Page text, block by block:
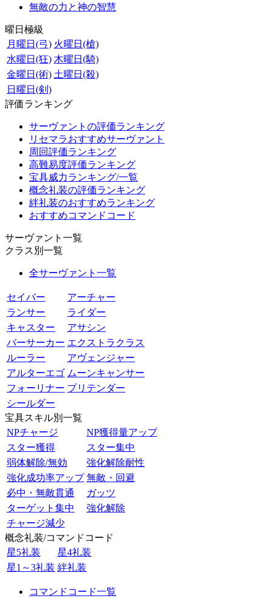
無敵の力と神の智慧
曜日極級
月曜日(弓) 火曜日(槍)
水曜日(狂) 木曜日(騎)
金曜日(術) 土曜日(殺)
日曜日(剣)
評価ランキング
サーヴァントの評価ランキング
リセマラおすすめサーヴァント
周回評価ランキング
高難易度評価ランキング
宝具威力ランキング/一覧
概念礼装の評価ランキング
絆礼装のおすすめランキング
おすすめコマンドコード
サーヴァント一覧
クラス別一覧
全サーヴァント一覧
セイバー
アーチャー
ランサー
ライダー
キャスター
アサシン
バーサーカー エクストラクラス
ルーラー
アヴェンジャー
アルターエゴ ムーンキャンサー
フォーリナー プリテンダー
シールダー
宝具スキル別一覧
NPチャージ
NP獲得量アップ
スター獲得
スター集中
弱体解除/無効
強化解除耐性
強化成功率アップ 無敵・回避
必中・無敵貫通
ガッツ
ターゲット集中
強化解除
チャージ減少
概念礼装/コマンドコード
星5礼装
星4礼装
星1～3礼装 絆礼装
コマンドコード一覧